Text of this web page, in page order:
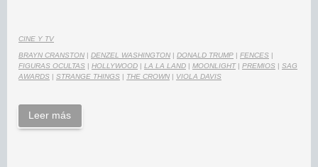
CINE Y TV
BRAYN CRANSTON | DENZEL WASHINGTON | DONALD TRUMP | FENCES |
FIGURAS OCULTAS | HOLLYWOOD | LA LA LAND | MOONLIGHT| PREMIOS | SAG
AWARDS | STRANGE THINGS | THE CROWN | VIOLA DAVIS
Leer más